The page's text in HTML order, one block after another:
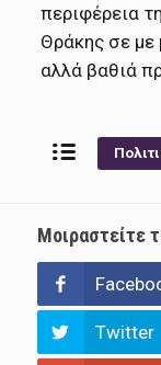
περιφέρεια
Θράκης σε με
αλλά βαθιά
Μοιραστείτε
Twitter